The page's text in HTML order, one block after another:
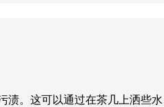
。这可以通过在茶几上洒